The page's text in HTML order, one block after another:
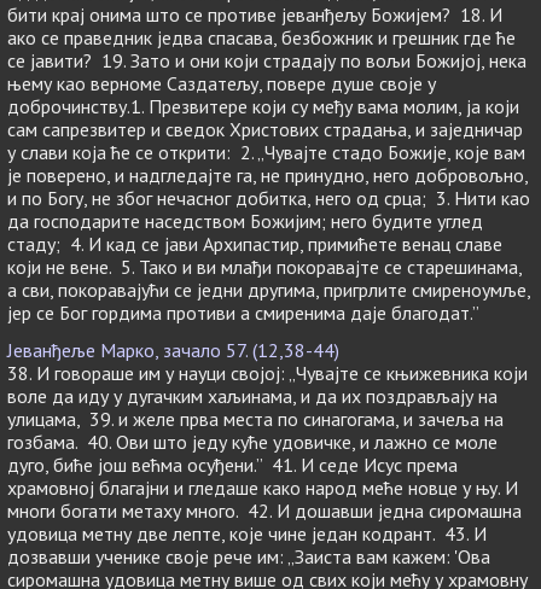
бити крај онима што се противе јеванђељу Божијем? 18. И
ако се праведник једва спасава, безбожник и грешник где ће
се јавити? 19. Зато и они који страдају по вољи Божијој, нека
њему као верноме Саздатељу, повере душе своје у
доброчинству.1. Презвитере који су међу вама молим, ја који
сам сапрезвитер и сведок Христових страдања, и заједничар
у слави која ће се открити: 2. „Чувајте стадо Божије, које вам
је поверено, и надгледајте га, не принудно, него добровољно,
и по Богу, не због нечасног добитка, него од срца; 3. Нити као
да господарите наседством Божијим; него будите углед
стаду; 4. И кад се јави Архипастир, примићете венац славе
који не вене. 5. Тако и ви млађи покоравајте се старешинама,
а сви, покоравајући се једни другима, пригрлите смиреноумље,
јер се Бог гордима противи а смиренима даје благодат.”
Јеванђеље Марко, зачало 57. (12,38-44)
38. И говораше им у науци својој: „Чувајте се књижевника који
воле да иду у дугачким хаљинама, и да их поздрављају на
улицама, 39. и желе прва места по синагогама, и зачеља на
гозбама. 40. Ови што једу куће удовичке, и лажно се моле
дуго, биће још већма осуђени.” 41. И седе Исус према
храмовној благајни и гледаше како народ меће новце у њу. И
многи богати метаху много. 42. И дошавши једна сиромашна
удовица метну две лепте, које чине један кодрант. 43. И
дозвавши ученике своје рече им: „Заиста вам кажем: 'Ова
сиромашна удовица метну више од свих који мећу у храмовну